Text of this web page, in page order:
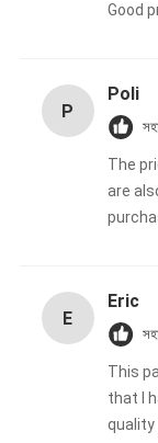
Good
P
Poli
The
are
E
Eric
This
that I
quality